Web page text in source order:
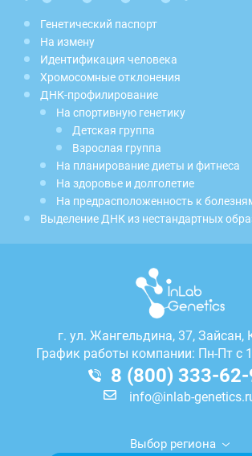
Генетический паспорт
На измену
Идентификация человека
Хромосомные отклонения
ДНК-профилирование
На спортивную генетику
Детская группа
Взрослая группа
На планирование диеты и фитнеса
На здоровье и долголетие
На предрасположенность к
Выделение ДНК из нестандартных
г. ул. Жангельдина, 37, Зайсан,
График работы компании: Пн-Пт с
8 (800) 333-
info@inlab-
Выбор региона